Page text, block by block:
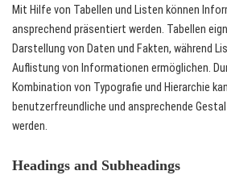
Mit Hilfe von Tabellen und Listen können
ansprechend präsentiert werden. Tabellen
Darstellung von Daten und Fakten, während
Auflistung von Informationen ermöglichen.
Kombination von Typografie und Hierarchie
benutzerfreundliche und ansprechende
werden.
Headings and Subheadings